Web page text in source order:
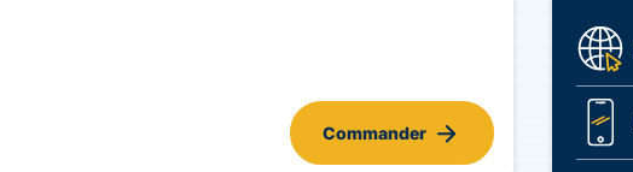
Commander